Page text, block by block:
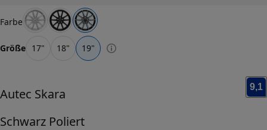
Farbe
Größe 17" 18" 19"
Autec Skara
Schwarz Poliert
9,1